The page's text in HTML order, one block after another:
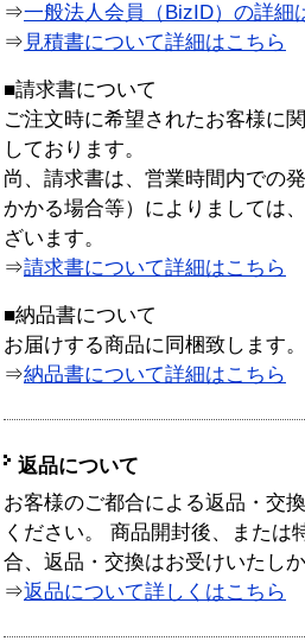
⇒一般法人会員（BizID）の詳細
⇒ 見積書について詳細はこちら
■請求書について
ご注文時に希望されたお客様に
しております。
尚、請求書は、営業時間内での
かかる場合等）によりましては
ざいます。
⇒請求書について詳細はこちら
■納品書について
お届けする商品に同梱致します。
⇒納品書について詳細はこちら
返品について
お客様のご都合による返品・交
ください。 商品開封後、または
合、返品・交換はお受けいたし
⇒返品について詳しくはこちら